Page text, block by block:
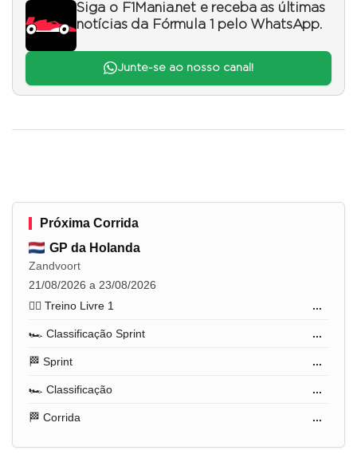
Siga o F1Mania.net e receba as últimas
notícias da Fórmula 1 pelo WhatsApp.
Junte-se ao nosso canal!
Próxima Corrida
GP da Holanda
Zandvoort
21/08/2026 a 23/08/2026
🏋️‍♂️ Treino Livre 1
...
🏎️ Classificação Sprint ...
🏁 Sprint ...
🏎️ Classificação ...
🏁 Corrida ...